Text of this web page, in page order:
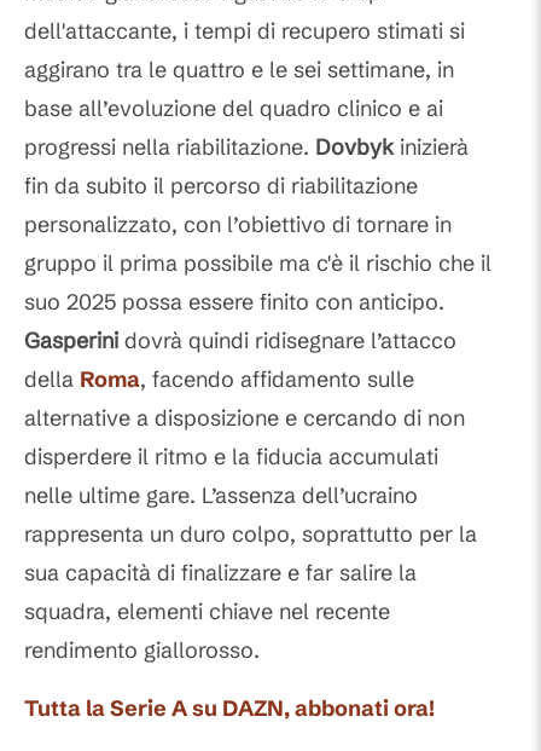
dell'attaccante, i tempi di recupero stimati si
aggirano tra le quattro e le sei settimane, in
base all’evoluzione del quadro clinico e ai
progressi nella riabilitazione. Dovbyk inizierà
fin da subito il percorso di riabilitazione
personalizzato, con l’obiettivo di tornare in
gruppo il prima possibile ma c'è il rischio che il
suo 2025 possa essere finito con anticipo.
Gasperini dovrà quindi ridisegnare l’attacco
della Roma, facendo affidamento sulle
alternative a disposizione e cercando di non
disperdere il ritmo e la fiducia accumulati
nelle ultime gare. L’assenza dell’ucraino
rappresenta un duro colpo, soprattutto per la
sua capacità di finalizzare e far salire la
squadra, elementi chiave nel recente
rendimento giallorosso.
Tutta la Serie A su DAZN, abbonati ora!